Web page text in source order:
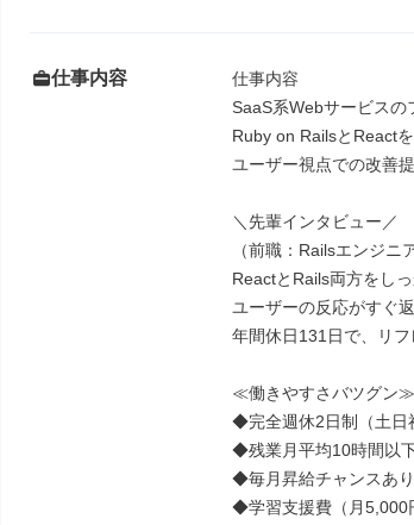
仕事内容
仕事内容
SaaS系Webサービスの
Ruby on RailsとReact
ユーザー視点での改善
＼先輩インタビュー／
（前職：Railsエンジニ
ReactとRails両方をし
ユーザーの反応がすぐ
年間休日131日で、リフ
≪働きやすさバツグン≫
◆完全週休2日制（土日
◆残業月平均10時間以
◆毎月昇給チャンスあり
◆学習支援費（月5,000